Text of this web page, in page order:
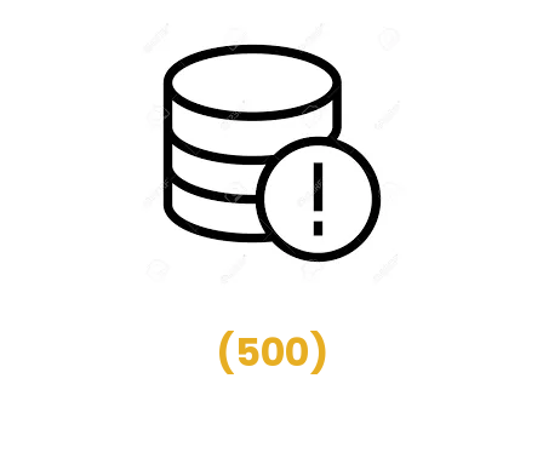
(500)